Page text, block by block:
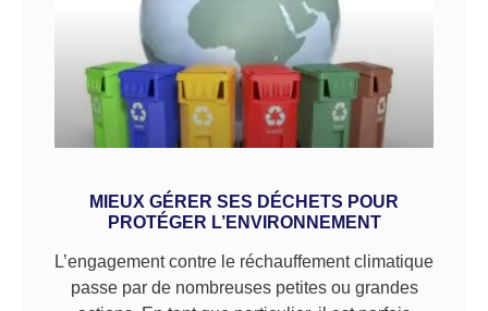
MIEUX GÉRER SES DÉCHETS POUR
PROTÉGER L’ENVIRONNEMENT
L’engagement contre le réchauffement climatique
passe par de nombreuses petites ou grandes